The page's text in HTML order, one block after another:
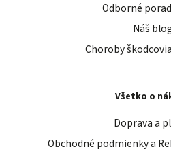
Odborné
Náš
Choroby
Všetko o
Doprava a
Obchodné podmienky a